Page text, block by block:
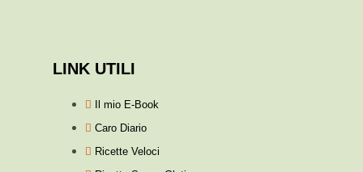
LINK UTILI
Il mio E-Book
Caro Diario
Ricette Veloci